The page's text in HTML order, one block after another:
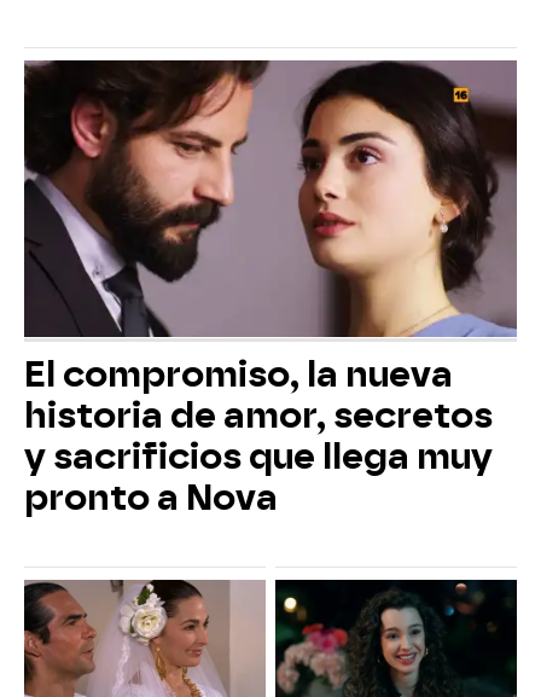
El compromiso, la nueva
historia de amor, secretos
y sacrificios que llega muy
pronto a Nova